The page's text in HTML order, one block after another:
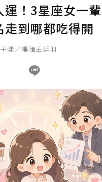
運！3星座女一
到哪都吃得開
漾／編輯王廷羽